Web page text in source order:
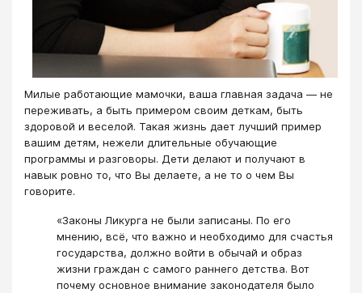
Милые работающие мамочки, ваша главная задача — не
переживать, а быть примером своим деткам, быть
здоровой и веселой. Такая жизнь дает лучший пример
вашим детям, нежели длительные обучающие
программы и разговоры. Дети делают и получают в
навык ровно то, что Вы делаете, а не то о чем Вы
говорите.
«Законы Ликурга не были записаны. По его
мнению, всё, что важно и необходимо для счастья
государства, должно войти в обычай и образ
жизни граждан с самого раннего детства. Вот
почему основное внимание законодателя было